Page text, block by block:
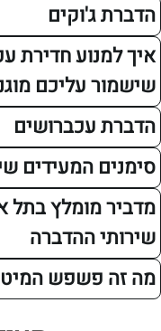
חדירת
עליכם מוגנים
המעידים שיש
בתל אביב –
ההדברה
המיטה?